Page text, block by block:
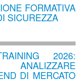
FORMATIVA
SICUREZZA
2026:
DI MERCATO